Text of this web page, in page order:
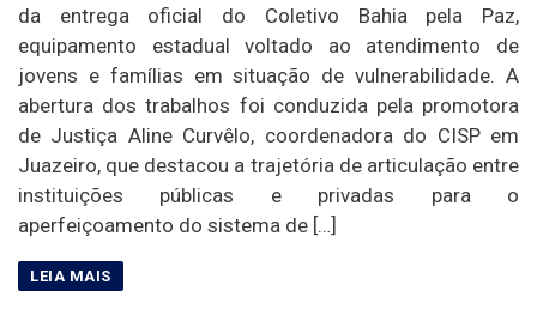
da entrega oficial do Coletivo Bahia pela Paz,
equipamento estadual voltado ao atendimento de
jovens e famílias em situação de vulnerabilidade. A
abertura dos trabalhos foi conduzida pela promotora
de Justiça Aline Curvêlo, coordenadora do CISP em
Juazeiro, que destacou a trajetória de articulação entre
instituições públicas e privadas para o
aperfeiçoamento do sistema de […]